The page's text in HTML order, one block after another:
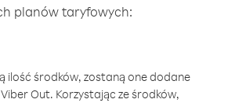
planów taryfowych:
ilość środków, zostaną one dodane
Out. Korzystając ze środków,